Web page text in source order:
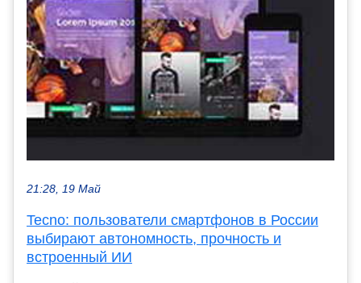
21:28, 19 Май
Tecno: пользователи смартфонов в России
выбирают автономность, прочность и
встроенный ИИ